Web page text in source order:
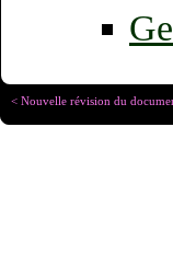
< Nouvelle révision du